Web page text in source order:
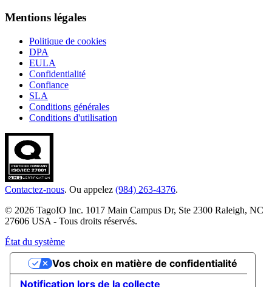
Mentions légales
Politique de cookies
DPA
EULA
Confidentialité
Confiance
SLA
Conditions générales
Conditions d'utilisation
Contactez-nous. Ou appelez (984) 263-4376.
© 2026 TagoIO Inc. 1017 Main Campus Dr, Ste 2300 Raleigh, NC
27606 USA - Tous droits réservés.
État du système
Notification lors de la collecte
Vos choix en matière de confidentialité